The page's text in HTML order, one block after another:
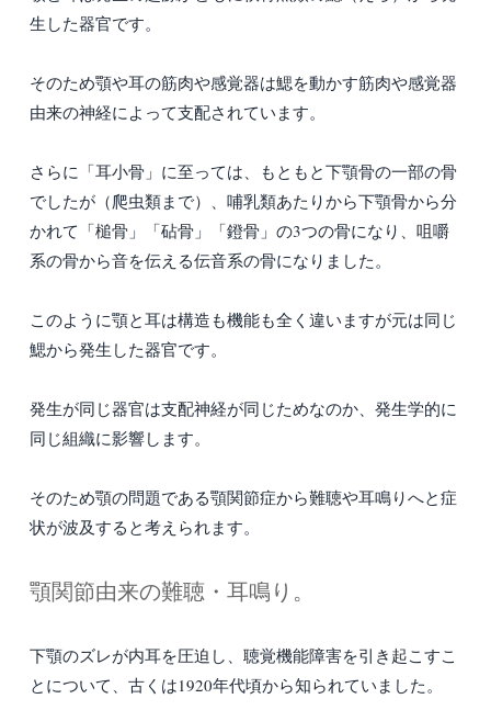
生した器官です。
そのため顎や耳の筋肉や感覚器は鰓を動かす筋肉や感覚器
由来の神経によって支配されています。
さらに「耳小骨」に至っては、もともと下顎骨の一部の骨
でしたが（爬虫類まで）、哺乳類あたりから下顎骨から分
かれて「槌骨」「砧骨」「鐙骨」の3つの骨になり、咀嚼
系の骨から音を伝える伝音系の骨になりました。
このように顎と耳は構造も機能も全く違いますが元は同じ
鰓から発生した器官です。
発生が同じ器官は支配神経が同じためなのか、発生学的に
同じ組織に影響します。
そのため顎の問題である顎関節症から難聴や耳鳴りへと症
状が波及すると考えられます。
顎関節由来の難聴・耳鳴り。
下顎のズレが内耳を圧迫し、聴覚機能障害を引き起こすこ
とについて、古くは1920年代頃から知られていました。